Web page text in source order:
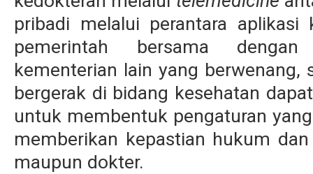
pribadi melalui perantara aplikasi
pemerintah bersama dengan
kementerian lain yang berwenang,
bergerak di bidang kesehatan
untuk membentuk pengaturan
memberikan kepastian hukum
maupun dokter.